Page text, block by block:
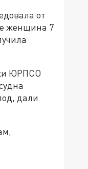
от
женщина 7
ЮРПСО
дали